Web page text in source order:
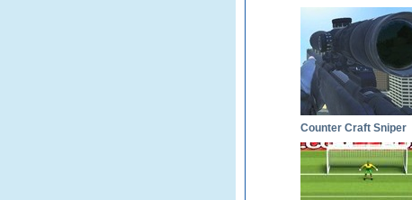
Counter Craft Sniper